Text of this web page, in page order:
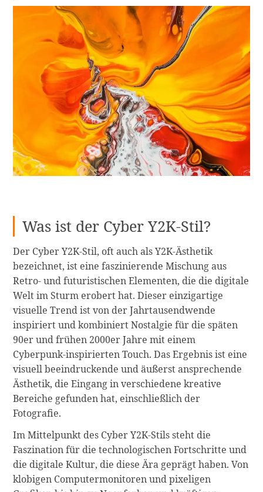
Was ist der Cyber Y2K-Stil?
Der Cyber Y2K-Stil, oft auch als Y2K-Ästhetik
bezeichnet, ist eine faszinierende Mischung aus
Retro- und futuristischen Elementen, die die digitale
Welt im Sturm erobert hat. Dieser einzigartige
visuelle Trend ist von der Jahrtausendwende
inspiriert und kombiniert Nostalgie für die späten
90er und frühen 2000er Jahre mit einem
Cyberpunk-inspirierten Touch. Das Ergebnis ist eine
visuell beeindruckende und äußerst ansprechende
Ästhetik, die Eingang in verschiedene kreative
Bereiche gefunden hat, einschließlich der
Fotografie.
Im Mittelpunkt des Cyber Y2K-Stils steht die
Faszination für die technologischen Fortschritte und
die digitale Kultur, die diese Ära geprägt haben. Von
klobigen Computermonitoren und pixeligen